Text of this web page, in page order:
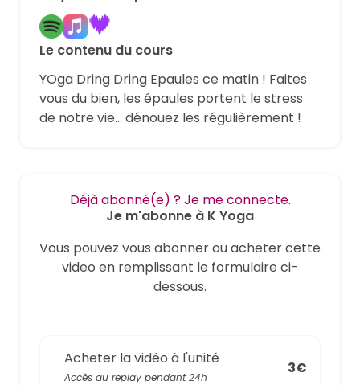
Le contenu du cours
YOga Dring Dring Epaules ce matin ! Faites
vous du bien, les épaules portent le stress
de notre vie... dénouez les régulièrement !
Déjà abonné(e) ? Je me connecte.
Je m'abonne à K Yoga
Vous pouvez vous abonner ou acheter cette
video en remplissant le formulaire ci-
dessous.
Acheter la vidéo à l'unité
Accès au replay pendant 24h
3€